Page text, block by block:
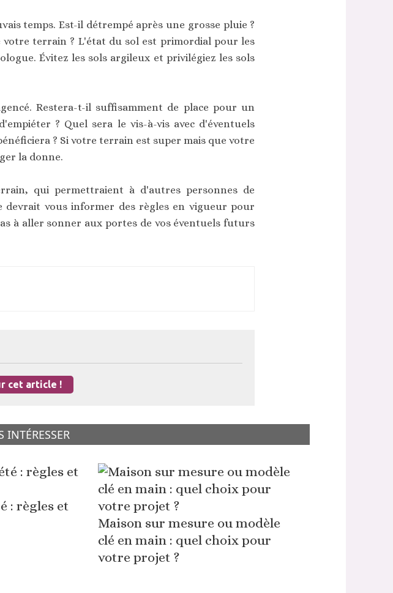
temps. Est-il détrempé après une grosse pluie ?
votre terrain ? L'état du sol est primordial pour les
Évitez les sols argileux et privilégiez les sols
Restera-t-il suffisamment de place pour un
? Quel sera le vis-à-vis avec d'éventuels
? Si votre terrain est super mais que votre
la donne.
qui permettraient à d'autres personnes de
vous informer des règles en vigueur pour
à aller sonner aux portes de vos éventuels futurs
cet article !
INTÉRESSER
: règles et
Maison sur mesure ou modèle
clé en main : quel choix pour
votre projet ?